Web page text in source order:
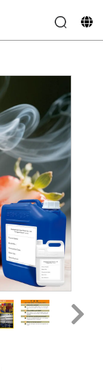
الصفحة الرئيسية